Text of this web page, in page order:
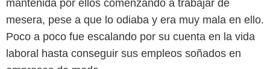
mantenida por ellos comenzando a trabajar de
mesera, pese a que lo odiaba y era muy mala en ello.
Poco a poco fue escalando por su cuenta en la vida
laboral hasta conseguir sus empleos soñados en